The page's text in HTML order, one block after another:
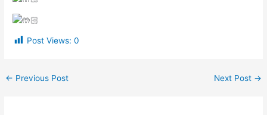
Post Views: 0
← Previous Post Next Post →